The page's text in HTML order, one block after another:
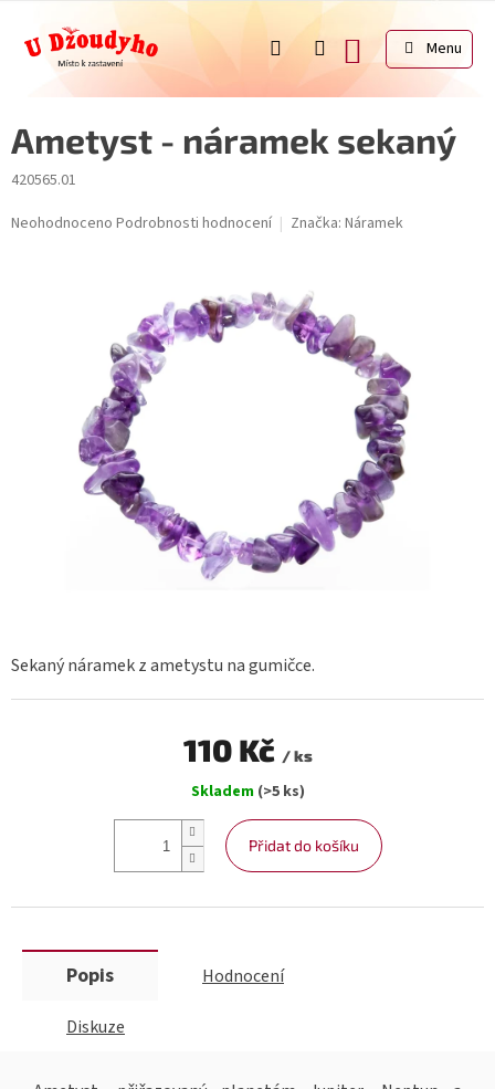
obsah
NÁKUPNÍ
KOŠÍK
Ametyst - náramek sekaný
420565.01
Průměrné
Neohodnoceno Podrobnosti hodnocení Značka: Náramek
Sekaný náramek z ametystu na gumičce.
110 Kč / ks
cena:
Skladem (>5 ks)
Přidat do košíku
Popis Hodnocení
Diskuze